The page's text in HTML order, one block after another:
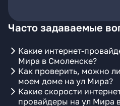
Часто задаваемые
Какие интернет-
Мира в Смоленске?
Как проверить, можно
моем доме на ул Мира?
Какие скорости
провайдеры на ул Мира